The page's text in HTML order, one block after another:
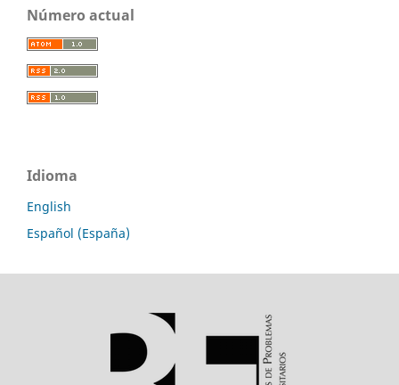
Número actual
Idioma
English
Español (España)